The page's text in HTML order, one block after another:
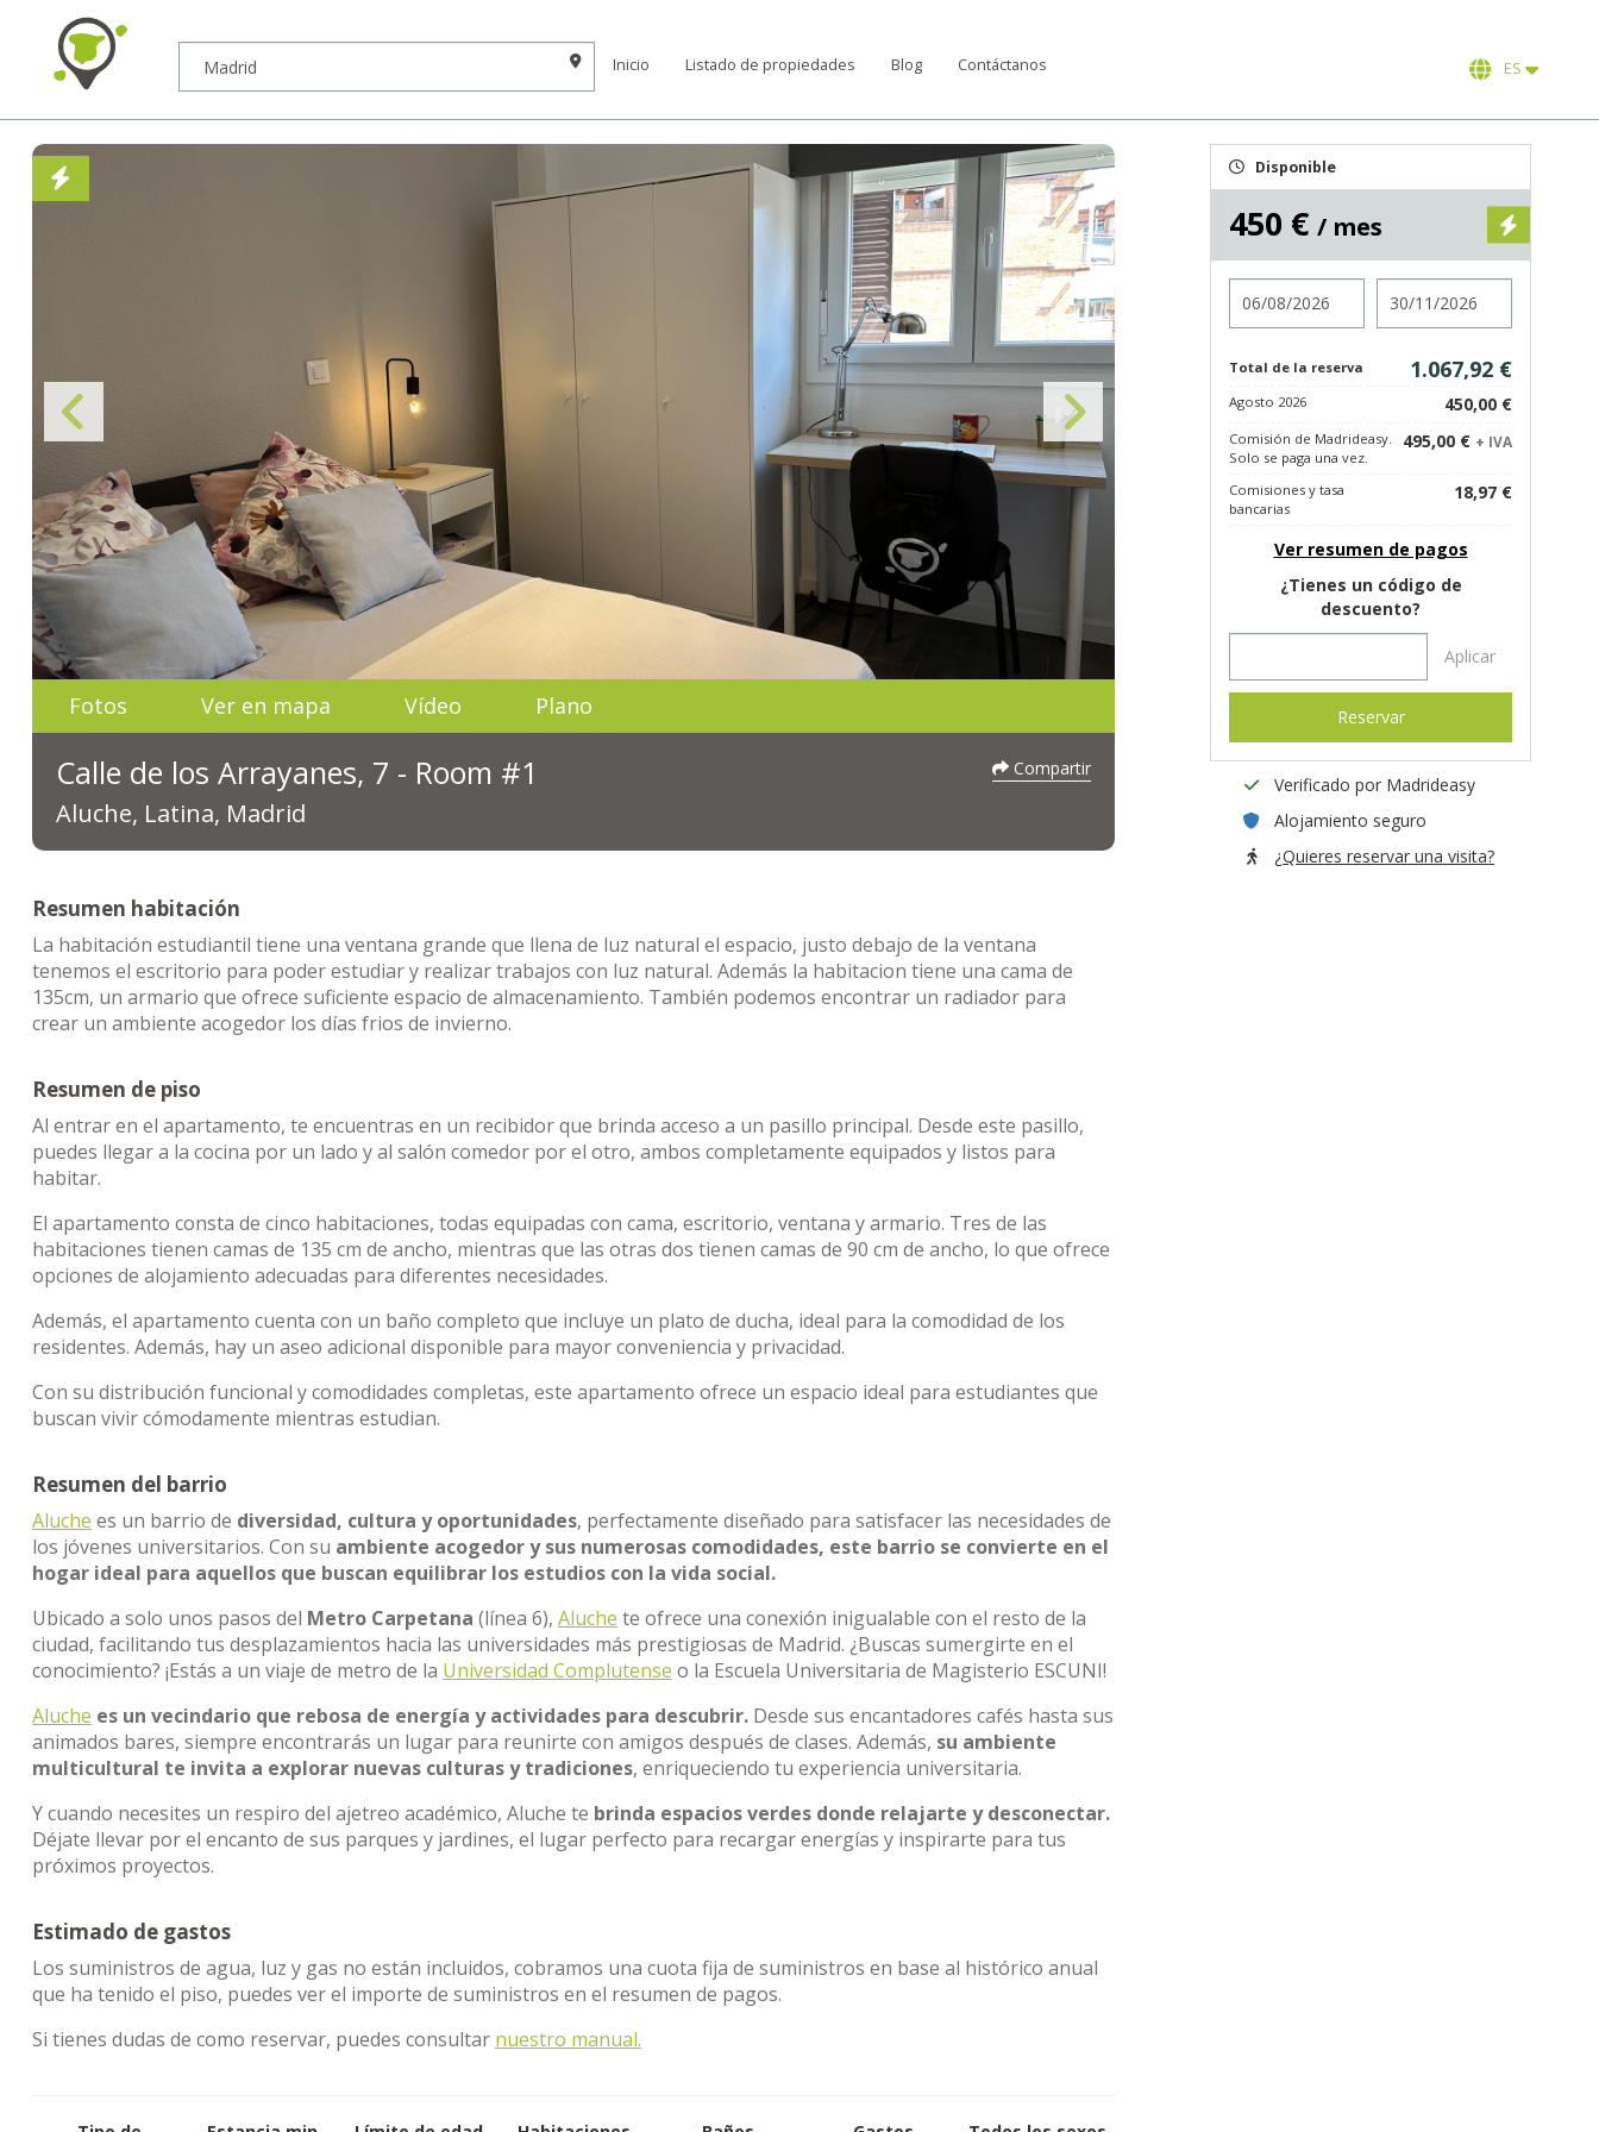
Inicio Listado de propiedades Blog Contáctanos ES
Fotos Ver en mapa Vídeo Plano
Calle de los Arrayanes, 7 - Room #1
Aluche, Latina, Madrid
Compartir
Resumen habitación
La habitación estudiantil tiene una ventana grande que llena de luz natural el espacio, justo debajo de la ventana
tenemos el escritorio para poder estudiar y realizar trabajos con luz natural. Además la habitacion tiene una cama de
135cm, un armario que ofrece suficiente espacio de almacenamiento. También podemos encontrar un radiador para
crear un ambiente acogedor los días frios de invierno.
Resumen de piso
Al entrar en el apartamento, te encuentras en un recibidor que brinda acceso a un pasillo principal. Desde este pasillo,
puedes llegar a la cocina por un lado y al salón comedor por el otro, ambos completamente equipados y listos para
habitar.
El apartamento consta de cinco habitaciones, todas equipadas con cama, escritorio, ventana y armario. Tres de las
habitaciones tienen camas de 135 cm de ancho, mientras que las otras dos tienen camas de 90 cm de ancho, lo que ofrece
opciones de alojamiento adecuadas para diferentes necesidades.
Además, el apartamento cuenta con un baño completo que incluye un plato de ducha, ideal para la comodidad de los
residentes. Además, hay un aseo adicional disponible para mayor conveniencia y privacidad.
Con su distribución funcional y comodidades completas, este apartamento ofrece un espacio ideal para estudiantes que
buscan vivir cómodamente mientras estudian.
Resumen del barrio
Aluche es un barrio de diversidad, cultura y oportunidades, perfectamente diseñado para satisfacer las necesidades de
los jóvenes universitarios. Con su ambiente acogedor y sus numerosas comodidades, este barrio se convierte en el
hogar ideal para aquellos que buscan equilibrar los estudios con la vida social.
Ubicado a solo unos pasos del Metro Carpetana (línea 6), Aluche te ofrece una conexión inigualable con el resto de la
ciudad, facilitando tus desplazamientos hacia las universidades más prestigiosas de Madrid. ¿Buscas sumergirte en el
conocimiento? ¡Estás a un viaje de metro de la Universidad Complutense o la Escuela Universitaria de Magisterio ESCUNI!
Aluche es un vecindario que rebosa de energía y actividades para descubrir. Desde sus encantadores cafés hasta sus
animados bares, siempre encontrarás un lugar para reunirte con amigos después de clases. Además, su ambiente
multicultural te invita a explorar nuevas culturas y tradiciones, enriqueciendo tu experiencia universitaria.
Y cuando necesites un respiro del ajetreo académico, Aluche te brinda espacios verdes donde relajarte y desconectar.
Déjate llevar por el encanto de sus parques y jardines, el lugar perfecto para recargar energías y inspirarte para tus
próximos proyectos.
Estimado de gastos
Los suministros de agua, luz y gas no están incluidos, cobramos una cuota fija de suministros en base al histórico anual
que ha tenido el piso, puedes ver el importe de suministros en el resumen de pagos.
Si tienes dudas de como reservar, puedes consultar nuestro manual.
Disponible
450 € / mes
Total de la reserva 1.067,92 €
Agosto 2026 450,00 €
Comisión de Madrideasy.
Solo se paga una vez.
495,00 € + IVA
Comisiones y tasa
bancarias
18,97 €
Ver resumen de pagos
¿Tienes un código de
descuento?
Aplicar
Reservar
Verificado por Madrideasy
Alojamiento seguro
¿Quieres reservar una visita?